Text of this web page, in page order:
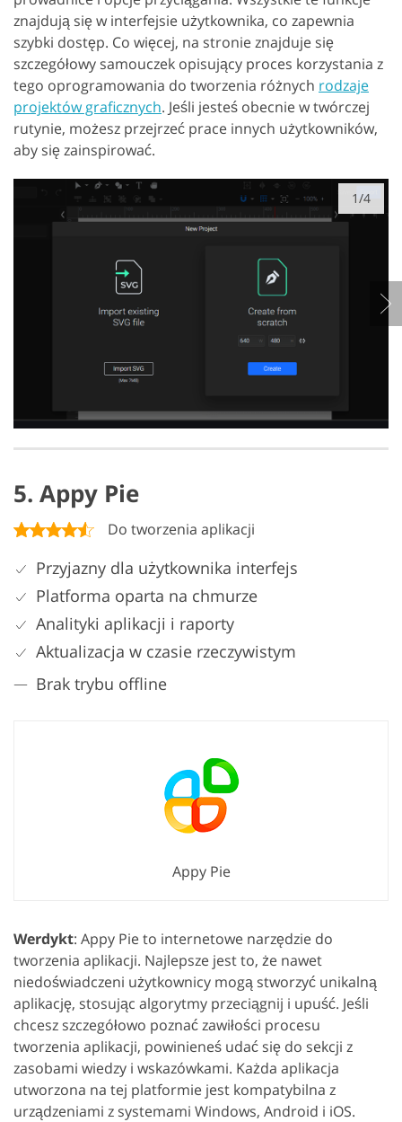
znajdują się w interfejsie użytkownika, co zapewnia
szybki dostęp. Co więcej, na stronie znajduje się
szczegółowy samouczek opisujący proces korzystania z
tego oprogramowania do tworzenia różnych rodzaje
projektów graficznych. Jeśli jesteś obecnie w twórczej
rutynie, możesz przejrzeć prace innych użytkowników,
aby się zainspirować.
1/4
5. Appy Pie
Do tworzenia aplikacji
Przyjazny dla użytkownika interfejs
Platforma oparta na chmurze
Analityki aplikacji i raporty
Aktualizacja w czasie rzeczywistym
Brak trybu offline
Appy Pie
Werdykt: Appy Pie to internetowe narzędzie do
tworzenia aplikacji. Najlepsze jest to, że nawet
niedoświadczeni użytkownicy mogą stworzyć unikalną
aplikację, stosując algorytmy przeciągnij i upuść. Jeśli
chcesz szczegółowo poznać zawiłości procesu
tworzenia aplikacji, powinieneś udać się do sekcji z
zasobami wiedzy i wskazówkami. Każda aplikacja
utworzona na tej platformie jest kompatybilna z
urządzeniami z systemami Windows, Android i iOS.